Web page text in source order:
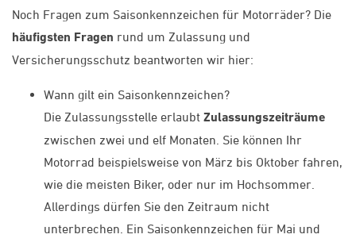
Noch Fragen zum Saisonkennzeichen für Motorräder? Die
häufigsten Fragen rund um Zulassung und
Versicherungsschutz beantworten wir hier:
Wann gilt ein Saisonkennzeichen?
Die Zulassungsstelle erlaubt Zulassungszeiträume
zwischen zwei und elf Monaten. Sie können Ihr
Motorrad beispielsweise von März bis Oktober fahren,
wie die meisten Biker, oder nur im Hochsommer.
Allerdings dürfen Sie den Zeitraum nicht
unterbrechen. Ein Saisonkennzeichen für Mai und